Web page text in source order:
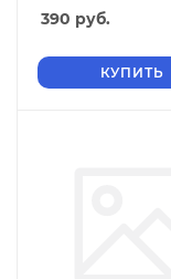
2006
390 руб.
КУПИТЬ